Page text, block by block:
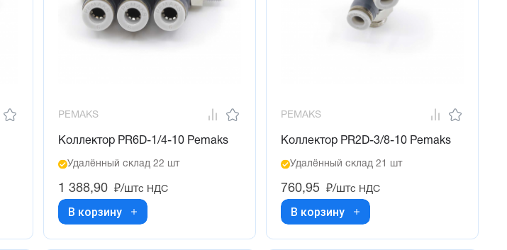
PEMAKS
Коллектор PR6D-1/4-10 Pemaks
Удалённый склад 22 шт
1 388,90 ₽/штс НДС
В корзину
PEMAKS
Коллектор PR2D-3/8-10 Pemaks
Удалённый склад 21 шт
760,95 ₽/штс НДС
В корзину